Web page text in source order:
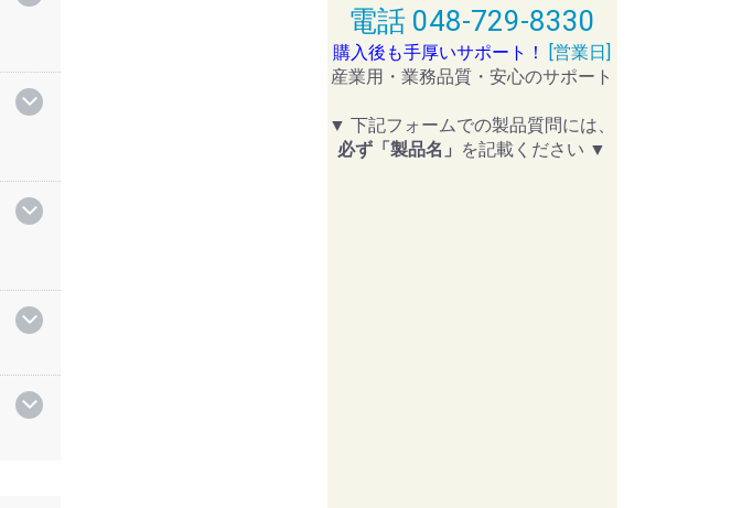
電話 048-729-8330
購入後も手厚いサポート！
[営業日]
産業用・業務品質・安心のサポート
▼ 下記フォームでの製品質問には、
必ず「製品名」 を記載ください ▼